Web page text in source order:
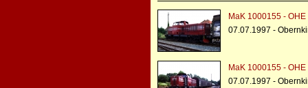
MaK 1000155 -
07.07.1997 -
MaK 1000155 -
07.07.1997 -